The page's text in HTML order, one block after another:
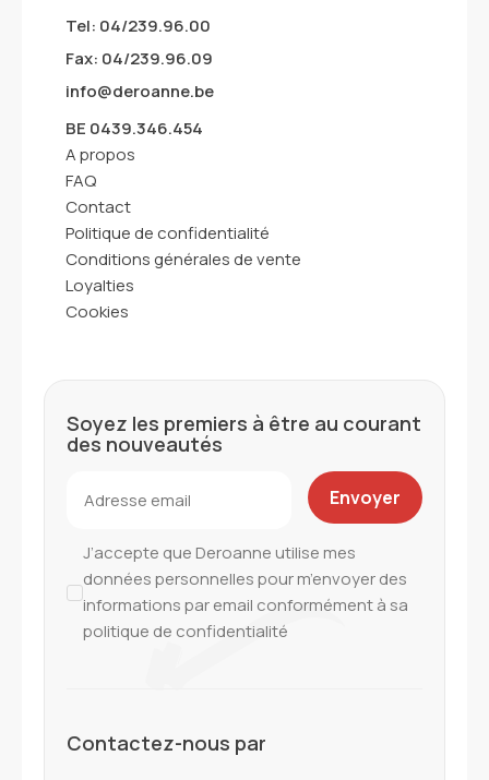
Tel: 04/239.96.00
Fax: 04/239.96.09
info@deroanne.be
BE 0439.346.454
A propos
FAQ
Contact
Politique de confidentialité
Conditions générales de vente
Loyalties
Cookies
Soyez les premiers à être au courant
des nouveautés
J’accepte que Deroanne utilise mes
données personnelles pour m’envoyer des
informations par email conformément à sa
politique de confidentialité
Contactez-nous par